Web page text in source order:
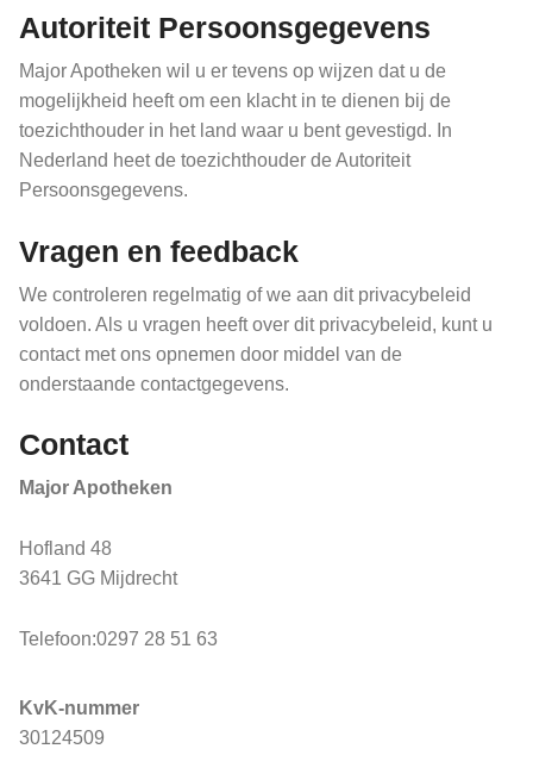
Autoriteit Persoonsgegevens
Major Apotheken wil u er tevens op wijzen dat u de
mogelijkheid heeft om een klacht in te dienen bij de
toezichthouder in het land waar u bent gevestigd. In
Nederland heet de toezichthouder de Autoriteit
Persoonsgegevens.
Vragen en feedback
We controleren regelmatig of we aan dit privacybeleid
voldoen. Als u vragen heeft over dit privacybeleid, kunt u
contact met ons opnemen door middel van de
onderstaande contactgegevens.
Contact
Major Apotheken
Hofland 48
3641 GG Mijdrecht
Telefoon:0297 28 51 63
KvK-nummer
30124509